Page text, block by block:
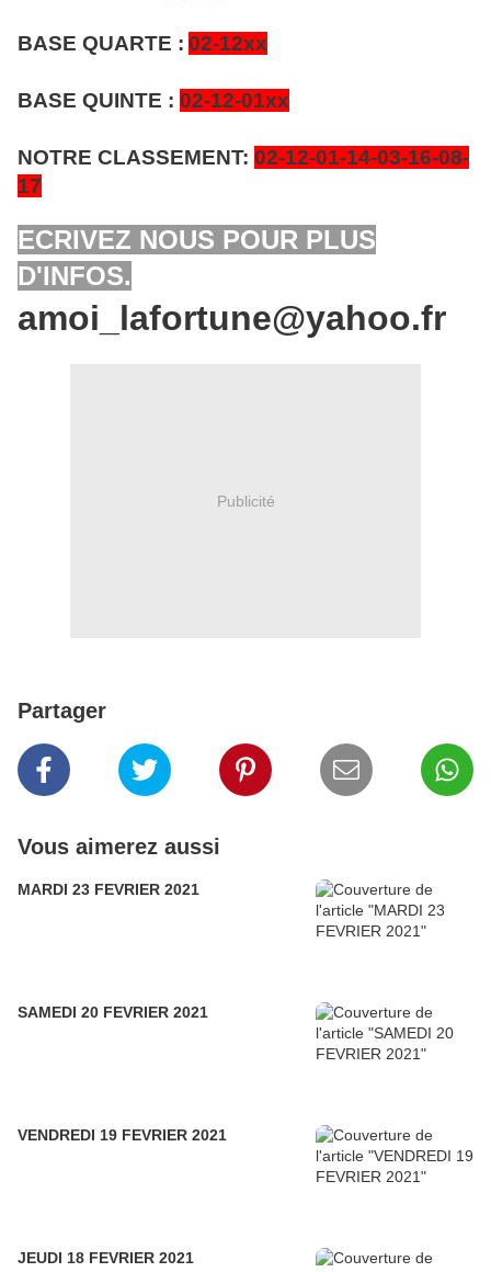
BASE QUARTE : 02-12xx
BASE QUINTE : 02-12-01xx
NOTRE CLASSEMENT: 02-12-01-14-03-16-08-
17
ECRIVEZ NOUS POUR PLUS
D'INFOS.
amoi_lafortune@yahoo.fr
Publicité
Partager
Vous aimerez aussi
MARDI 23 FEVRIER 2021
SAMEDI 20 FEVRIER 2021
VENDREDI 19 FEVRIER 2021
JEUDI 18 FEVRIER 2021